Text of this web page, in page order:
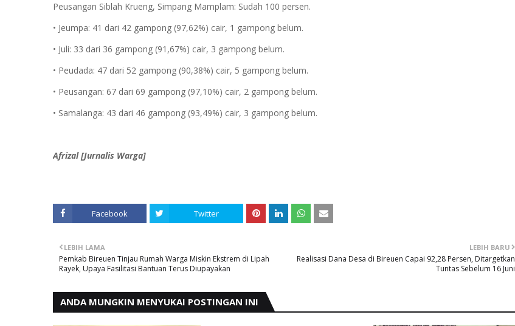
Peusangan Siblah Krueng, Simpang Mamplam: Sudah 100 persen.
• Jeumpa: 41 dari 42 gampong (97,62%) cair, 1 gampong belum.
• Juli: 33 dari 36 gampong (91,67%) cair, 3 gampong belum.
• Peudada: 47 dari 52 gampong (90,38%) cair, 5 gampong belum.
• Peusangan: 67 dari 69 gampong (97,10%) cair, 2 gampong belum.
• Samalanga: 43 dari 46 gampong (93,49%) cair, 3 gampong belum.
Afrizal [Jurnalis Warga]
Facebook Twitter
LEBIH BARU
Realisasi Dana Desa di Bireuen Capai 92,28 Persen, Ditargetkan
Tuntas Sebelum 16 Juni
LEBIH LAMA
Pemkab Bireuen Tinjau Rumah Warga Miskin Ekstrem di Lipah
Rayek, Upaya Fasilitasi Bantuan Terus Diupayakan
ANDA MUNGKIN MENYUKAI POSTINGAN INI